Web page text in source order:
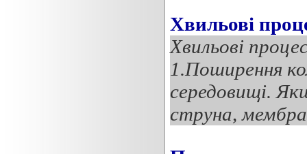
Хвильові
Хвильові
1.Поширення
середовищі.
струна,